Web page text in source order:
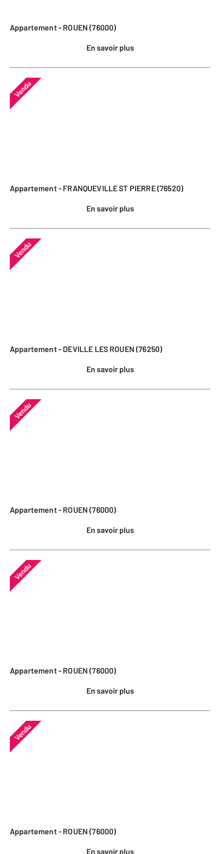
Appartement - ROUEN (76000)
En savoir plus
Vendu
Appartement - FRANQUEVILLE ST PIERRE (76520)
En savoir plus
Vendu
Appartement - DEVILLE LES ROUEN (76250)
En savoir plus
Vendu
Appartement - ROUEN (76000)
En savoir plus
Vendu
Appartement - ROUEN (76000)
En savoir plus
Vendu
Appartement - ROUEN (76000)
En savoir plus